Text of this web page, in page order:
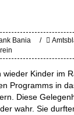
Bania
wieder Kinder im
Programms in
Diese
wahr. Sie